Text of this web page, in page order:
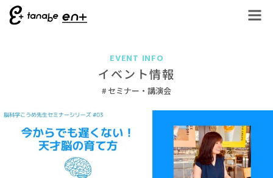
EVENT INFO
イベント情報
セミナー・講演会